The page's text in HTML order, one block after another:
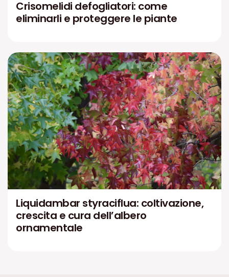
Crisomelidi defogliatori: come
eliminarli e proteggere le piante
Liquidambar styraciflua: coltivazione,
crescita e cura dell’albero
ornamentale